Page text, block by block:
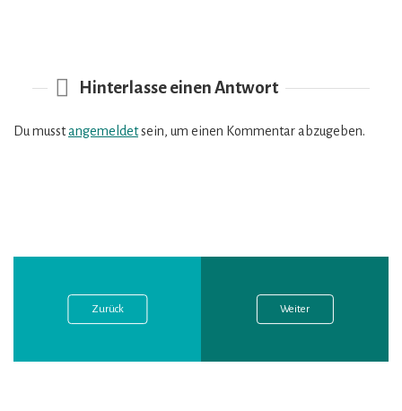
Hinterlasse einen Antwort
Du musstangemeldetsein, um einen Kommentar abzugeben.
Zurück Weiter